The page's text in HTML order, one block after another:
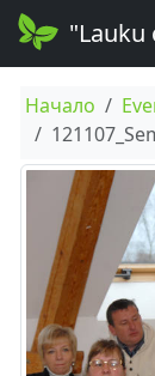
"Lauku
Начало